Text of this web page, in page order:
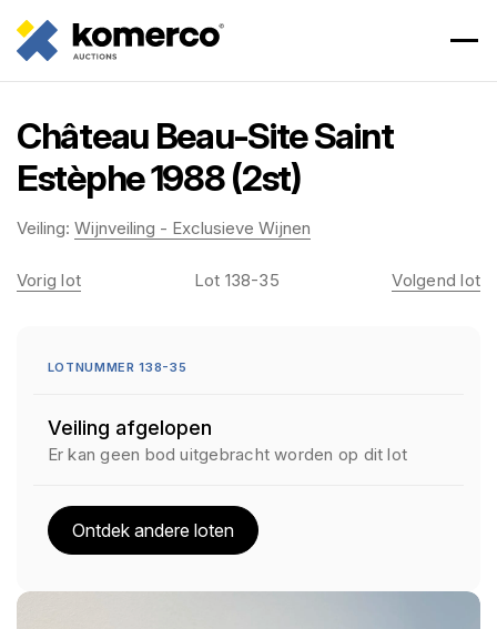
Château Beau-Site Saint
Estèphe 1988 (2st)
Veiling: Wijnveiling - Exclusieve Wijnen
Vorig lot Lot 138-35 Volgend lot
LOTNUMMER 138-35
Veiling afgelopen
Er kan geen bod uitgebracht worden op dit lot
Ontdek andere loten